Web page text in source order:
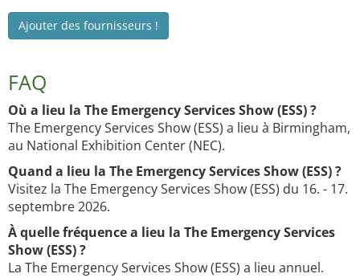
Ajouter des fournisseurs !
FAQ
Où a lieu la The Emergency Services Show (ESS) ?
The Emergency Services Show (ESS) a lieu à Birmingham,
au National Exhibition Center (NEC).
Quand a lieu la The Emergency Services Show (ESS) ?
Visitez la The Emergency Services Show (ESS) du 16. - 17.
septembre 2026.
À quelle fréquence a lieu la The Emergency Services
Show (ESS) ?
La The Emergency Services Show (ESS) a lieu annuel.